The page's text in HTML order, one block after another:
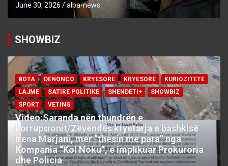
June 30, 2026 alba-news
SHOWBIZ
BOTA DENONCO KRYESORE KRYESORE
KURIOZITETE
LAJME
SATIRE POLITIKE SHENDETI+
SHOWBIZ
SPORT
VETING
Video:Saranda nën thundrën e
korrupsionit/Zëvëndës kryetarja e bashkisë
Irena Marjani, mer “thesin me para” nga
Kompania “Kol Noku”, e implikuar Prokuroria
dhe Policia